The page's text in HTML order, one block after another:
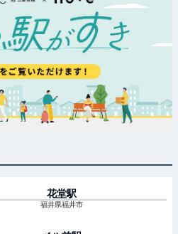
花堂駅
福井県福井市